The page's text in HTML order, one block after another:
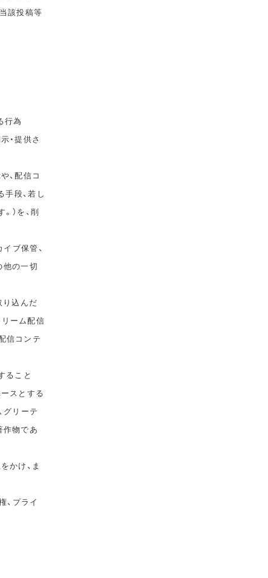
該投稿等
行為
・提供さ
、配信コ
手段、若し
）を、削
ブ保管、
他の一切
り込んだ
ーム配信
信コンテ
ること
スとする
グリーテ
作物であ
かけ、ま
、プライ